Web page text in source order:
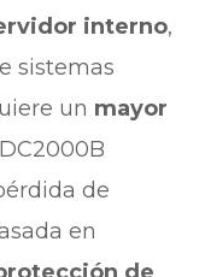
interno,
sistemas
un mayor
de
en